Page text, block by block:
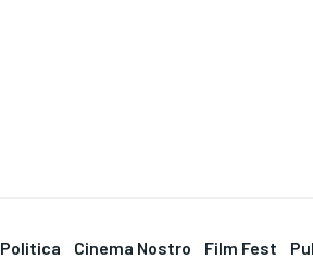
Politica Cinema Nostro Film Fest